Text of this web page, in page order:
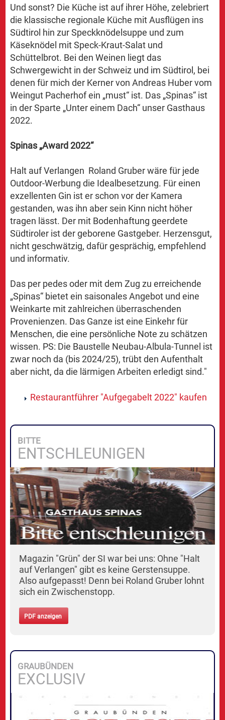
Und sonst? Die Küche ist auf ihrer Höhe, zelebriert
die klassische regionale Küche mit Ausflügen ins
Südtirol hin zur Speckknödelsuppe und zum
Käseknödel mit Speck-Kraut-Salat und
Schüttelbrot. Bei den Weinen liegt das
Schwergewicht in der Schweiz und im Südtirol, bei
denen für mich der Kerner von Andreas Huber vom
Weingut Pacherhof ein „must“ ist. Das „Spinas“ ist
in der Sparte „Unter einem Dach“ unser Gasthaus
2022.
Spinas „Award 2022“
Halt auf Verlangen Roland Gruber wäre für jede
Outdoor-Werbung die Idealbesetzung. Für einen
exzellenten Gin ist er schon vor der Kamera
gestanden, was ihn aber sein Kinn nicht höher
tragen lässt. Der mit Bodenhaftung geerdete
Südtiroler ist der geborene Gastgeber. Herzensgut,
nicht geschwätzig, dafür gesprächig, empfehlend
und informativ.
Das per pedes oder mit dem Zug zu erreichende
„Spinas“ bietet ein saisonales Angebot und eine
Weinkarte mit zahlreichen überraschenden
Provenienzen. Das Ganze ist eine Einkehr für
Menschen, die eine persönliche Note zu schätzen
wissen. PS: Die Baustelle Neubau-Albula-Tunnel ist
zwar noch da (bis 2024/25), trübt den Aufenthalt
aber nicht, da die lärmigen Arbeiten erledigt sind."
Restaurantführer "Aufgegabelt 2022" kaufen
BITTE
ENTSCHLEUNIGEN
Magazin "Grün" der SI war bei uns: Ohne "Halt
auf Verlangen" gibt es keine Gerstensuppe.
Also aufgepasst! Denn bei Roland Gruber lohnt
sich ein Zwischenstopp.
PDF anzeigen
GRAUBÜNDEN
EXCLUSIV